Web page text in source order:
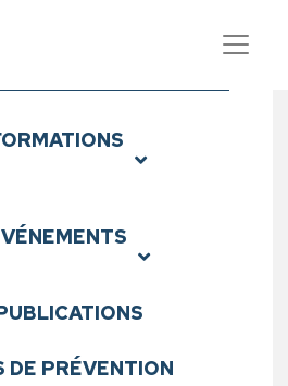
du Crédit et
DE PRÉVENTION